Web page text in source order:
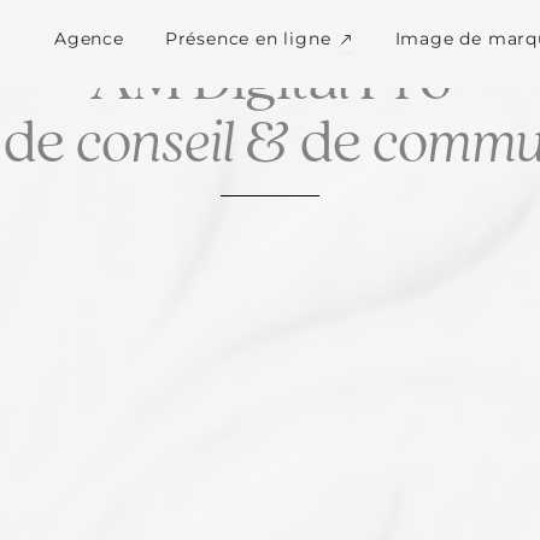
Agence Présence en ligne Ouvrir Présence en
Image de
LA CULTURE DU SUR MESURE
AM Digital Pro
conseil & de